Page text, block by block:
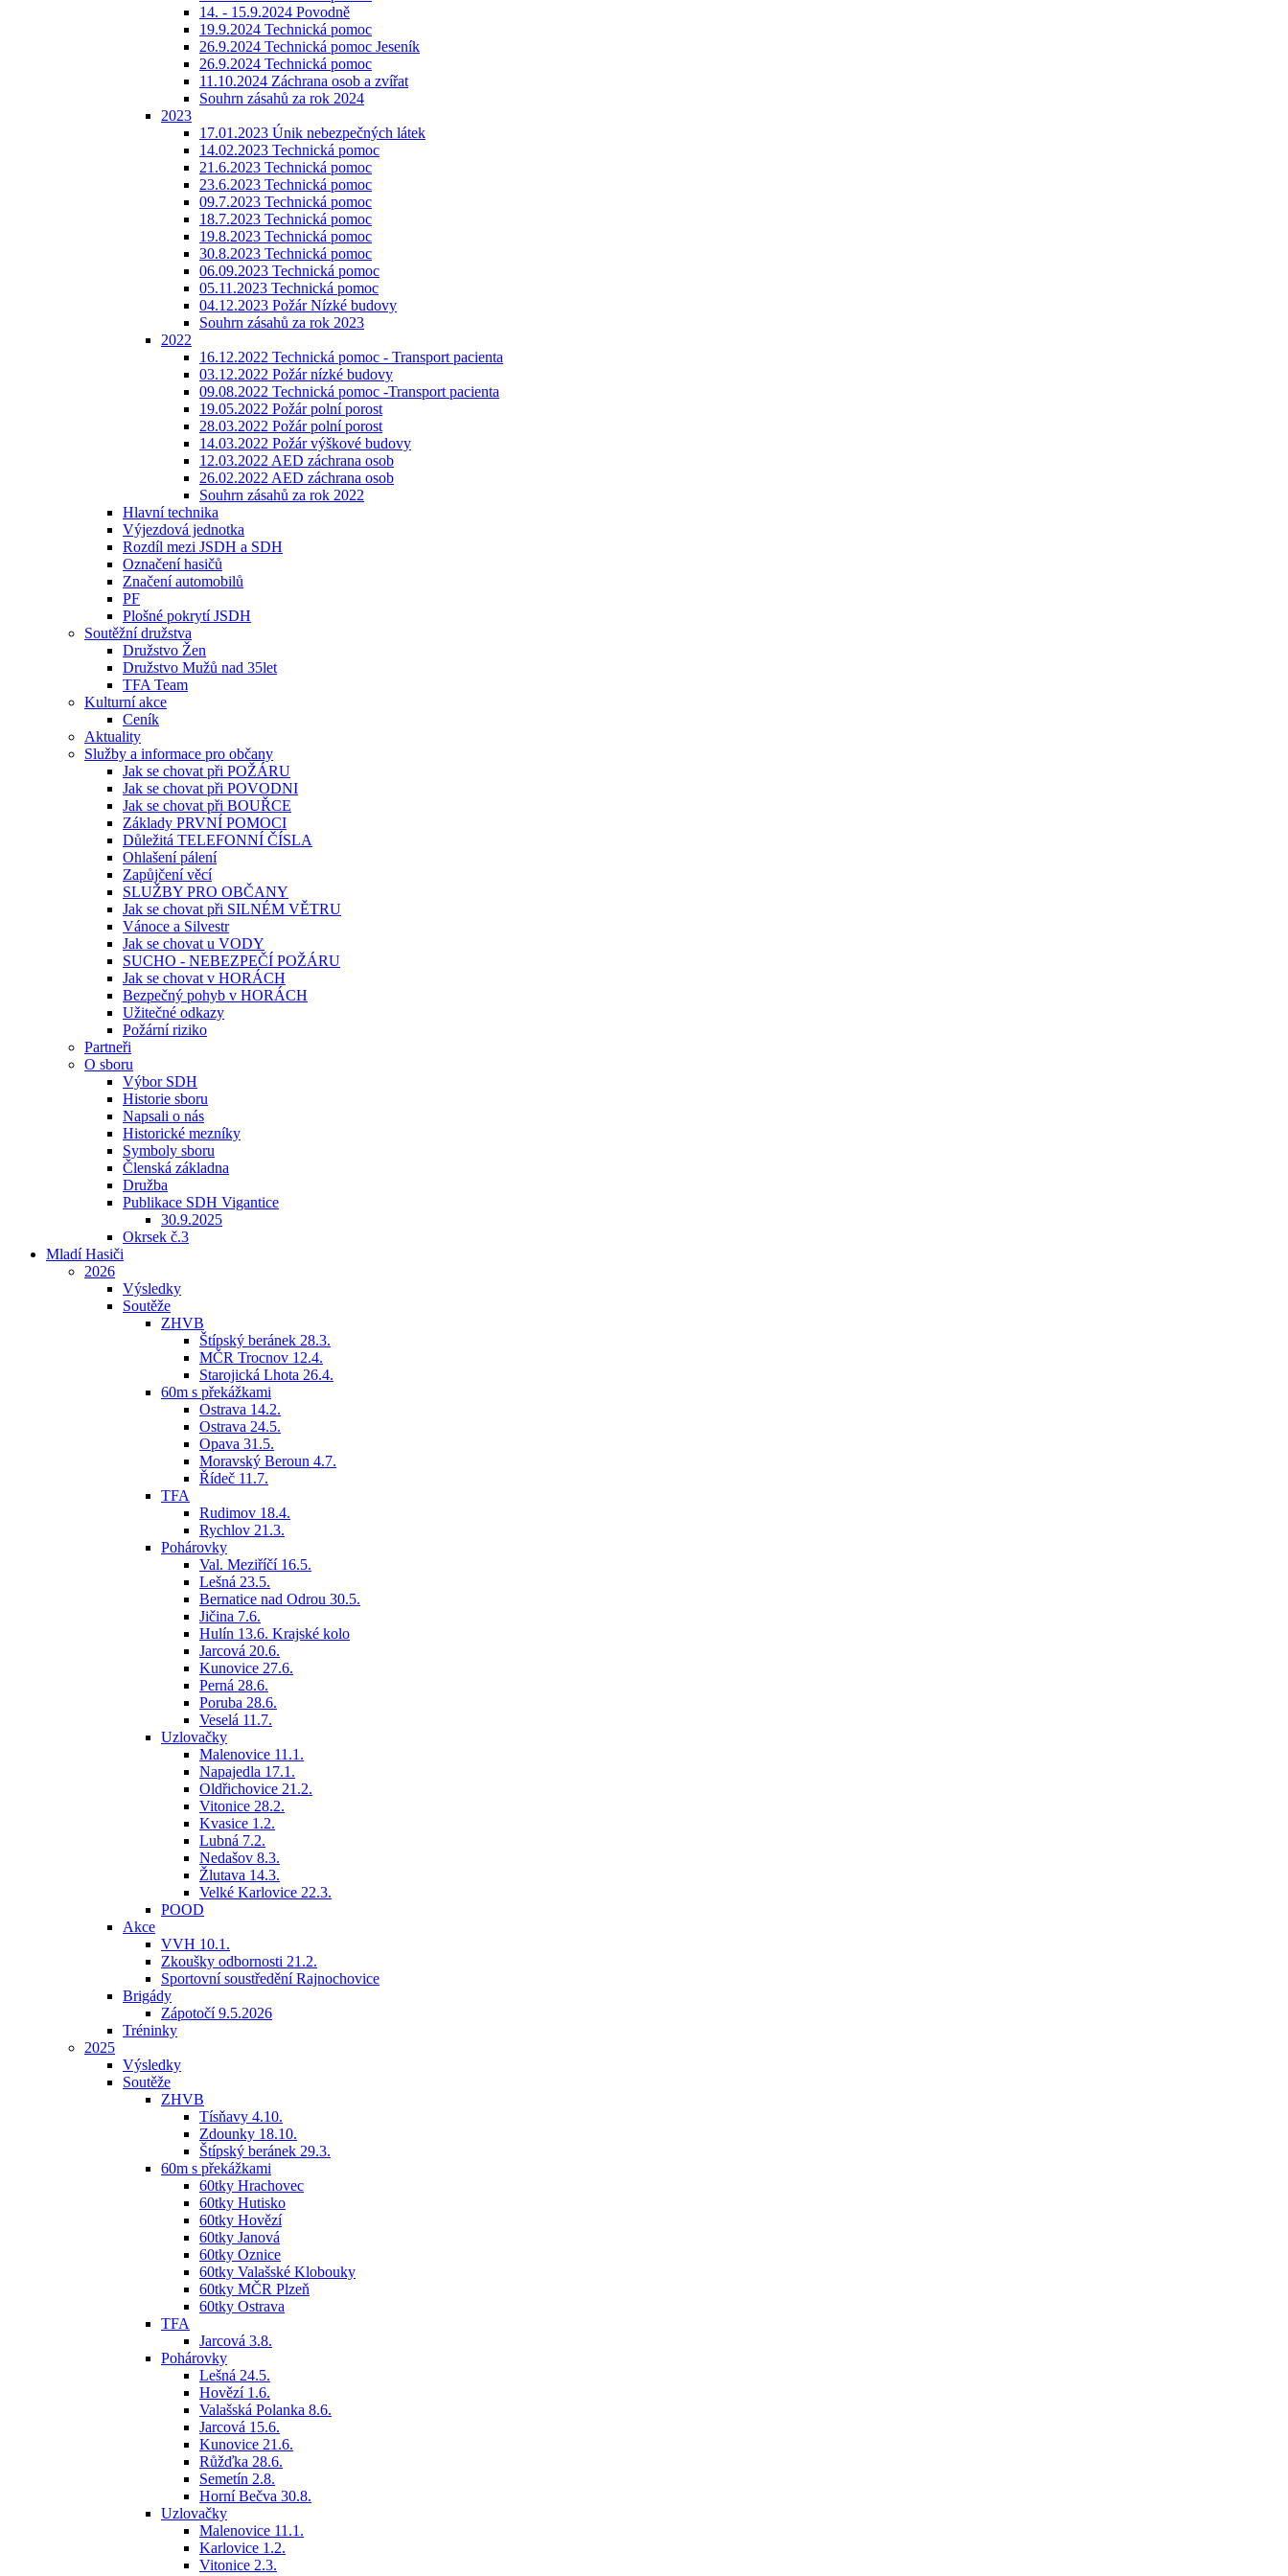
14. - 15.9.2024 Povodně
19.9.2024 Technická pomoc
26.9.2024 Technická pomoc Jeseník
26.9.2024 Technická pomoc
11.10.2024 Záchrana osob a zvířat
Souhrn zásahů za rok 2024
2023
17.01.2023 Únik nebezpečných látek
14.02.2023 Technická pomoc
21.6.2023 Technická pomoc
23.6.2023 Technická pomoc
09.7.2023 Technická pomoc
18.7.2023 Technická pomoc
19.8.2023 Technická pomoc
30.8.2023 Technická pomoc
06.09.2023 Technická pomoc
05.11.2023 Technická pomoc
04.12.2023 Požár Nízké budovy
Souhrn zásahů za rok 2023
2022
16.12.2022 Technická pomoc - Transport pacienta
03.12.2022 Požár nízké budovy
09.08.2022 Technická pomoc -Transport pacienta
19.05.2022 Požár polní porost
28.03.2022 Požár polní porost
14.03.2022 Požár výškové budovy
12.03.2022 AED záchrana osob
26.02.2022 AED záchrana osob
Souhrn zásahů za rok 2022
Hlavní technika
Výjezdová jednotka
Rozdíl mezi JSDH a SDH
Označení hasičů
Značení automobilů
PF
Plošné pokrytí JSDH
Soutěžní družstva
Družstvo Žen
Družstvo Mužů nad 35let
TFA Team
Kulturní akce
Ceník
Aktuality
Služby a informace pro občany
Jak se chovat při POŽÁRU
Jak se chovat při POVODNI
Jak se chovat při BOUŘCE
Základy PRVNÍ POMOCI
Důležitá TELEFONNÍ ČÍSLA
Ohlašení pálení
Zapůjčení věcí
SLUŽBY PRO OBČANY
Jak se chovat při SILNÉM VĚTRU
Vánoce a Silvestr
Jak se chovat u VODY
SUCHO - NEBEZPEČÍ POŽÁRU
Jak se chovat v HORÁCH
Bezpečný pohyb v HORÁCH
Užitečné odkazy
Požární riziko
Partneři
O sboru
Výbor SDH
Historie sboru
Napsali o nás
Historické mezníky
Symboly sboru
Členská základna
Družba
Publikace SDH Vigantice
30.9.2025
Okrsek č.3
Mladí Hasiči
2026
Výsledky
Soutěže
ZHVB
Štípský beránek 28.3.
MČR Trocnov 12.4.
Starojická Lhota 26.4.
60m s překážkami
Ostrava 14.2.
Ostrava 24.5.
Opava 31.5.
Moravský Beroun 4.7.
Řídeč 11.7.
TFA
Rudimov 18.4.
Rychlov 21.3.
Pohárovky
Val. Meziříčí 16.5.
Lešná 23.5.
Bernatice nad Odrou 30.5.
Jičina 7.6.
Hulín 13.6. Krajské kolo
Jarcová 20.6.
Kunovice 27.6.
Perná 28.6.
Poruba 28.6.
Veselá 11.7.
Uzlovačky
Malenovice 11.1.
Napajedla 17.1.
Oldřichovice 21.2.
Vitonice 28.2.
Kvasice 1.2.
Lubná 7.2.
Nedašov 8.3.
Žlutava 14.3.
Velké Karlovice 22.3.
POOD
Akce
VVH 10.1.
Zkoušky odbornosti 21.2.
Sportovní soustředění Rajnochovice
Brigády
Zápotočí 9.5.2026
Tréninky
2025
Výsledky
Soutěže
ZHVB
Tísňavy 4.10.
Zdounky 18.10.
Štípský beránek 29.3.
60m s překážkami
60tky Hrachovec
60tky Hutisko
60tky Hovězí
60tky Janová
60tky Oznice
60tky Valašské Klobouky
60tky MČR Plzeň
60tky Ostrava
TFA
Jarcová 3.8.
Pohárovky
Lešná 24.5.
Hovězí 1.6.
Valašská Polanka 8.6.
Jarcová 15.6.
Kunovice 21.6.
Růžďka 28.6.
Semetín 2.8.
Horní Bečva 30.8.
Uzlovačky
Malenovice 11.1.
Karlovice 1.2.
Vitonice 2.3.